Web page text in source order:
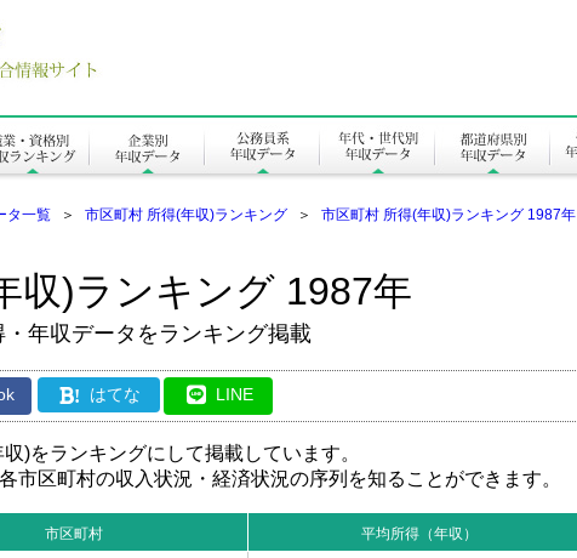
タ一覧 ＞ 市区町村 所得(年収)ランキング ＞ 市区町村 所得(年収)ランキング 1987年
収)ランキング 1987年
年収データをランキング掲載
! はてな LINE
)をランキングにして掲載しています。
市区町村の収入状況・経済状況の序列を知ることができます。
市区町村 平均所得（年収）